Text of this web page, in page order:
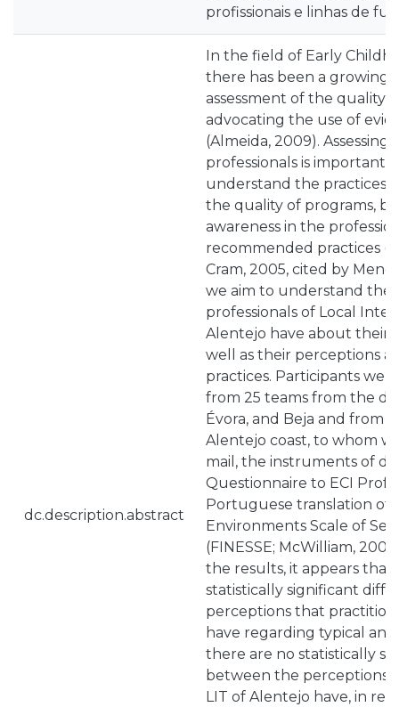
profissionais e linhas de
dc.description.abstract
In the field of Early
there has been a growing
assessment of the quality
advocating the use of
(Almeida, 2009).
professionals is important
understand the practices
the quality of programs,
awareness in the
recommended practices
Cram, 2005, cited by
we aim to understand the
professionals of Local
Alentejo have about their
well as their perceptions
practices. Participants
from 25 teams from the
Évora, and Beja and from
Alentejo coast, to whom
mail, the instruments of
Questionnaire to ECI
Portuguese translation of
Environments Scale of
(FINESSE; McWilliam,
the results, it appears that
statistically significant
perceptions that
have regarding typical and
there are no statistically
between the perceptions
LIT of Alentejo have, in